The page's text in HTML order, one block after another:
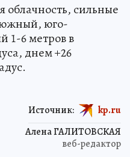
облачность, сильные
южный, юго-
1-6 метров в
днем +26
Алена ГАЛИТОВСКАЯ
веб-редактор
Источник: kp.ru